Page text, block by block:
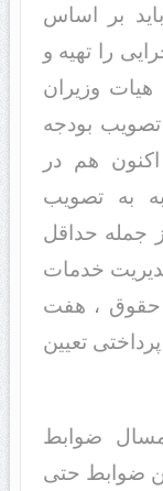
بر اساس
را تهیه و
وزیران
بودجه
هم در
به تصویب
جمله حداقل
خدمات
، هفت
تعیین
ضوابط
ضوابط حتی